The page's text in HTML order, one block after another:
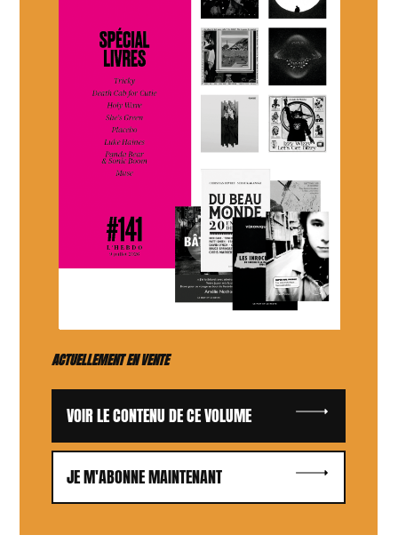
ACTUELLEMENT EN VENTE
VOIR LE CONTENU DE CE VOLUME
JE M'ABONNE MAINTENANT